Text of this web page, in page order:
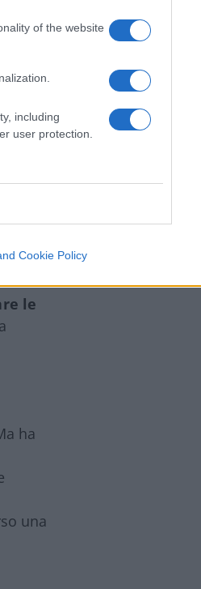
of the website
including
user protection.
Cookie Policy
il
le
ha
una